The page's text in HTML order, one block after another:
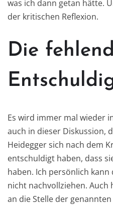
was ich dann getan hätte.
der kritischen Reflexion.
Die
Es wird immer mal wieder
auch in dieser Diskussion,
Heidegger sich nach dem
entschuldigt haben, dass
haben. Ich persönlich
nicht nachvollziehen.
an die Stelle der